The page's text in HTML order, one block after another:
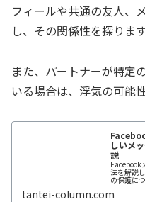
フィールや共通の友人、
し、その関係性を探ります
また、パートナーが特定
いる場合は、浮気の可能
しいメ
説
Facebook
法を解説
の保護に
tantei-column.com